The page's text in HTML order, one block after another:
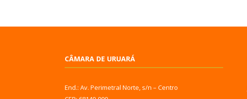
CÂMARA DE URUARÁ
End.: Av. Perimetral Norte, s/n – Centro